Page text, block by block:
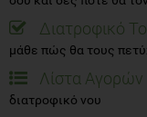
Διατροφικό
μάθε πώς θα τους
Λίστα Αγορών
διατροφικό νου